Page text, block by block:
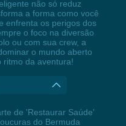
não só reduz
a forma como você
enfrenta os perigos dos
o foco na diversão
ou com sua crew, a
o mundo aberto
ritmo da aventura!
de 'Restaurar Saúde'
do Bermuda